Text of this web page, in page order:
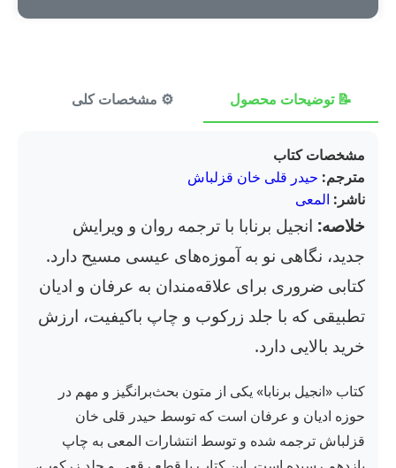
📝 توضیحات محصول ⚙️ مشخصات کلی
مشخصات کتاب
مترجم: حیدر قلی خان قزلباش
ناشر: المعی
خلاصه: انجیل برنابا با ترجمه روان و ویرایش
جدید، نگاهی نو به آموزه‌های عیسی مسیح دارد.
کتابی ضروری برای علاقه‌مندان به عرفان و ادیان
تطبیقی که با جلد زرکوب و چاپ باکیفیت، ارزش
خرید بالایی دارد.
کتاب «انجیل برنابا» یکی از متون بحث‌برانگیز و مهم در
حوزه ادیان و عرفان است که توسط حیدر قلی خان
قزلباش ترجمه شده و توسط انتشارات المعی به چاپ